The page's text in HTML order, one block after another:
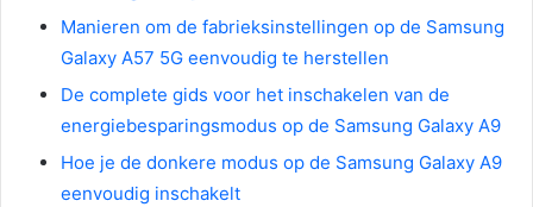
Manieren om de fabrieksinstellingen op de Samsung
Galaxy A57 5G eenvoudig te herstellen
De complete gids voor het inschakelen van de
energiebesparingsmodus op de Samsung Galaxy A9
Hoe je de donkere modus op de Samsung Galaxy A9
eenvoudig inschakelt